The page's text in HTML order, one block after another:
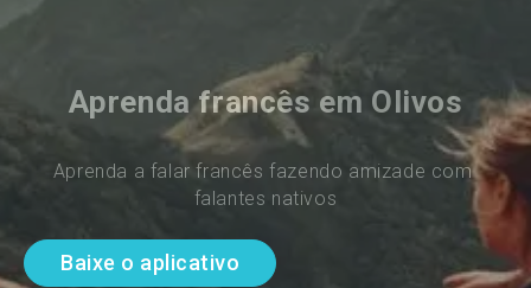
Aprenda francês em Olivos
Aprenda a falar francês fazendo amizade com
falantes nativos
Baixe o aplicativo